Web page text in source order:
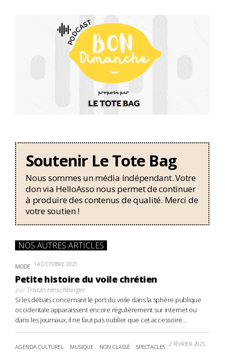
Soutenir Le Tote Bag
Nous sommes un média indépendant. Votre
don via HelloAsso nous permet de continuer
à produire des contenus de qualité. Merci de
votre soutien !
NOS AUTRES ARTICLES
MODE 14 OCTOBRE 2021
Petite histoire du voile chrétien
parTristan Hinschberger
Si les débats concernant le port du voile dans la sphère publique
occidentale apparaissent encore régulièrement sur internet ou
dans les journaux, il ne faut pas oublier que cet accessoire...
AGENDA CULTUREL MUSIQUE NON CLASSÉ SPECTACLES 2 FÉVRIER 2025